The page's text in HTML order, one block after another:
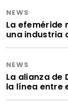
NEWS
La efeméride
una industria
NEWS
La alianza de
la línea entre